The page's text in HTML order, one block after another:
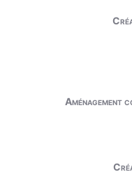
Aménagement